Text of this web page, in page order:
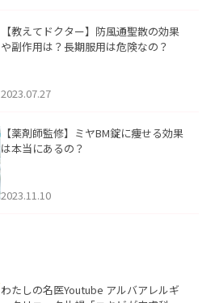
【教えてドクター】防風通聖散の効果
や副作用は？長期服用は危険なの？
2023.07.27
【薬剤師監修】ミヤBM錠に痩せる効果
は本当にあるの？
2023.11.10
わたしの名医Youtube アルバアレルギ